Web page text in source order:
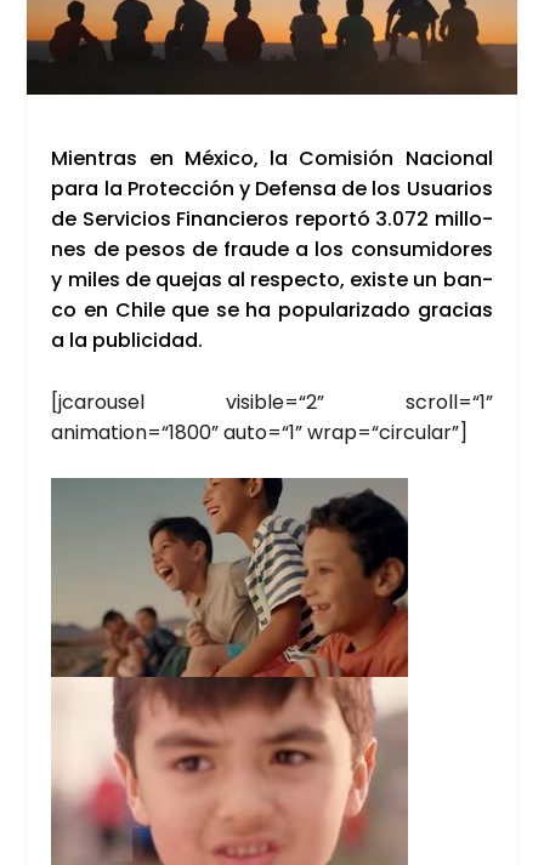
Mien­tras en Méxi­co, la Comi­sión Nacio­nal
para la Pro­tec­ción y Defen­sa de los Usua­rios
de Ser­vi­cios Finan­cie­ros repor­tó 3.072 millo­
nes de pesos de frau­de a los con­su­mi­do­res
y miles de que­jas al res­pec­to, exis­te un ban­
co en Chi­le que se ha popu­la­ri­za­do gra­cias
a la publi­ci­dad.
[jca­rou­sel visible=“2” scroll=“1”
animation=“1800” auto=“1” wrap=“circular”]